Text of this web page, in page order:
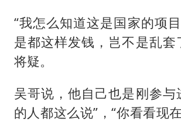
“我怎么知道这是国家的项
是都这样发钱，岂不是乱套
将疑。
吴哥说，他自己也是刚参与
的人都这么说”，“你看看现